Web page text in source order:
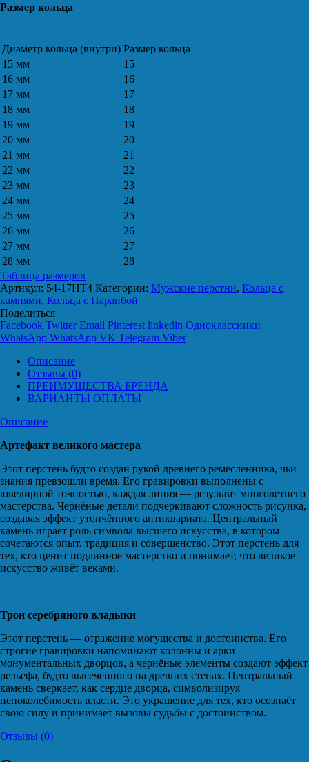
Размер кольца
Диаметр кольца (внутри) Размер кольца
15 мм
15
16 мм
16
17 мм
17
18 мм
18
19 мм
19
20 мм
20
21 мм
21
22 мм
22
23 мм
23
24 мм
24
25 мм
25
26 мм
26
27 мм
27
28 мм
28
Таблица размеров
Артикул: 54-17HT4 Категории: Мужские перстни, Кольца с
камнями, Кольца с Параибой
Поделиться
Facebook Twitter Email Pinterest linkedin Одноклассники
WhatsApp WhatsApp VK Telegram Viber
Описание
Отзывы (0)
ПРЕИМУЩЕСТВА БРЕНДА
ВАРИАНТЫ ОПЛАТЫ
Описание
Артефакт великого мастера
Этот перстень будто создан рукой древнего ремесленника, чьи
знания превзошли время. Его гравировки выполнены с
ювелирной точностью, каждая линия — результат многолетнего
мастерства. Чернёные детали подчёркивают сложность рисунка,
создавая эффект утончённого антиквариата. Центральный
камень играет роль символа высшего искусства, в котором
сочетаются опыт, традиция и совершенство. Этот перстень для
тех, кто ценит подлинное мастерство и понимает, что великое
искусство живёт веками.
Трон серебряного владыки
Этот перстень — отражение могущества и достоинства. Его
строгие гравировки напоминают колонны и арки
монументальных дворцов, а чернёные элементы создают эффект
рельефа, будто высеченного на древних стенах. Центральный
камень сверкает, как сердце дворца, символизируя
непоколебимость власти. Это украшение для тех, кто осознаёт
свою силу и принимает вызовы судьбы с достоинством.
Отзывы (0)